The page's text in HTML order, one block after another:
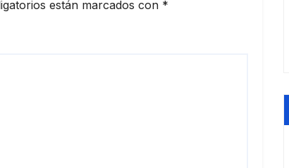
están marcados con *